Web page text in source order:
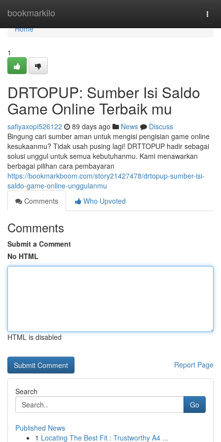
bookmarkilo
Home
Home
1
DRTOPUP: Sumber Isi Saldo
Game Online Terbaik mu
safiyaxopi526122 89 days ago News
Discuss
Bingung cari sumber aman untuk mengisi pengisian game online
kesukaanmu? Tidak usah pusing lagi! DRTTOPUP hadir sebagai
solusi unggul untuk semua kebutuhanmu. Kami menawarkan
berbagai pilihan cara pembayaran
https://bookmarkboom.com/story21427478/drtopup-sumber-isi-
saldo-game-online-unggulanmu
Comments
Who Upvoted
Comments
Submit a Comment
No HTML
HTML is disabled
Report Page
Search
Go
Published News
1 Locating The Best Fit : Trustworthy A4 ...